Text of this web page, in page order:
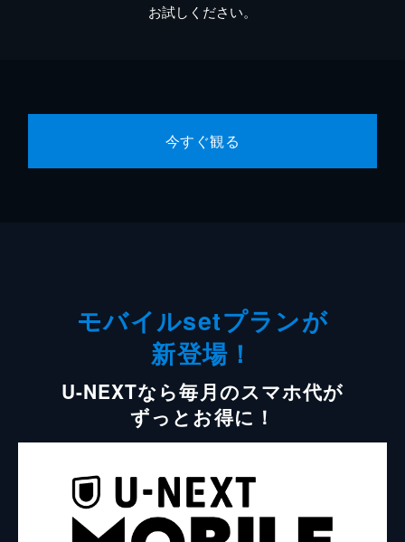
お試しください。
今すぐ観る
モバイルsetプランが
新登場！
U-NEXTなら毎月のスマホ代が
ずっとお得に！